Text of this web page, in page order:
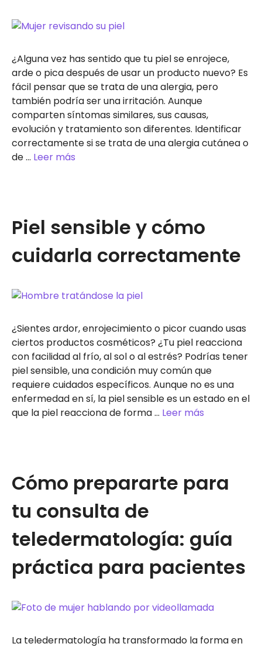
¿Alguna vez has sentido que tu piel se enrojece,
arde o pica después de usar un producto nuevo? Es
fácil pensar que se trata de una alergia, pero
también podría ser una irritación. Aunque
comparten síntomas similares, sus causas,
evolución y tratamiento son diferentes. Identificar
correctamente si se trata de una alergia cutánea o
de … Leer más
Piel sensible y cómo
cuidarla correctamente
¿Sientes ardor, enrojecimiento o picor cuando usas
ciertos productos cosméticos? ¿Tu piel reacciona
con facilidad al frío, al sol o al estrés? Podrías tener
piel sensible, una condición muy común que
requiere cuidados específicos. Aunque no es una
enfermedad en sí, la piel sensible es un estado en el
que la piel reacciona de forma … Leer más
Cómo prepararte para
tu consulta de
teledermatología: guía
práctica para pacientes
La teledermatología ha transformado la forma en